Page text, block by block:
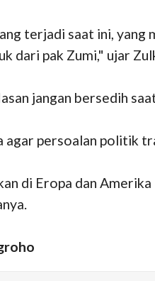
terjadi saat ini, yang
dari pak Zumi," ujar
jangan bersedih
agar persoalan politik
di Eropa dan